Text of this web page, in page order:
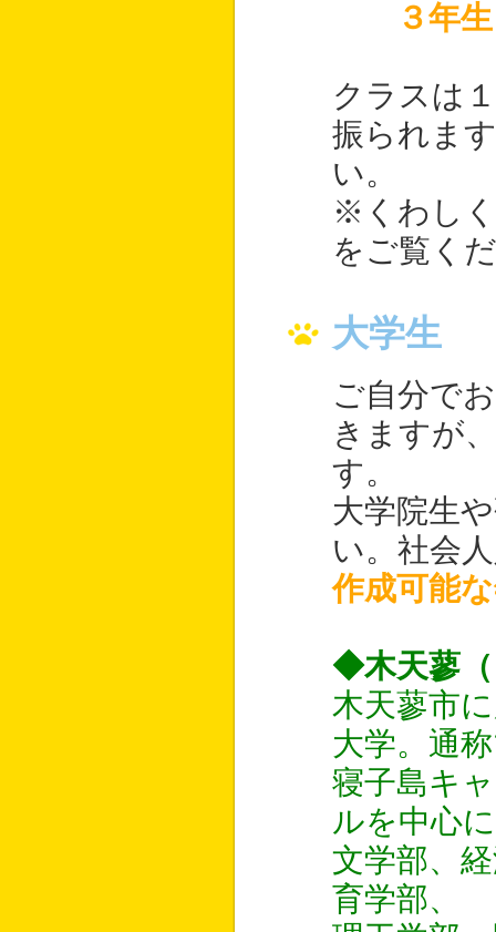
３年
クラスは
振られま
い。
※くわし
をご覧く
大学生
ご自分で
きますが
す。
大学院生
い。社会
作成可能
◆木天蓼
木天蓼市
大学。通
寝子島キ
ルを中心
文学部、
育学部、